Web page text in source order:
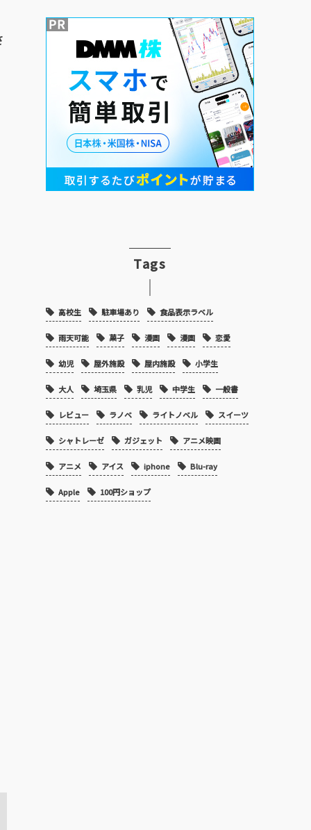
Tags
高校生 駐車場あり 食品表示ラベル
雨天可能 菓子 漫画 漫画 恋愛
幼児 屋外施設 屋内施設 小学生
大人 埼玉県 乳児 中学生 一般書
レビュー ラノベ ライトノベル スイーツ
シャトレーゼ ガジェット アニメ映画
アニメ アイス iphone Blu-ray
Apple 100円ショップ